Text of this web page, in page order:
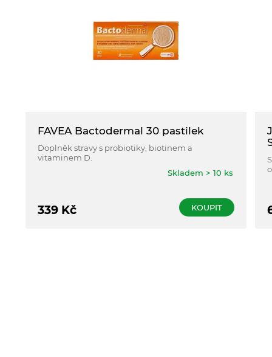
FAVEA Bactodermal 30 pastilek
Doplněk stravy s probiotiky, biotinem a
vitaminem D.
Skladem > 10 ks
339 Kč KOUPIT